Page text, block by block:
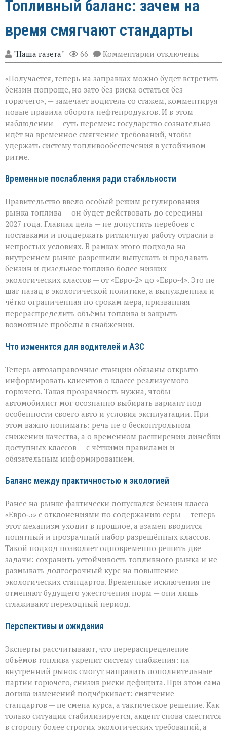
Топливный баланс: зачем на
время смягчают стандарты
"Наша газета" 66 Комментарии к
записи
баланс:
зачем
время
смягчают
стандарты
отключены
«Получается, теперь на заправках можно будет встретить
бензин попроще, но зато без риска остаться без
горючего», — замечает водитель со стажем, комментируя
новые правила оборота нефтепродуктов. И в этом
наблюдении — суть перемен: государство сознательно
идёт на временное смягчение требований, чтобы
удержать систему топливообеспечения в устойчивом
ритме.
Временные послабления ради стабильности
Правительство ввело особый режим регулирования
рынка топлива — он будет действовать до середины
2027 года. Главная цель — не допустить перебоев с
поставками и поддержать ритмичную работу отрасли в
непростых условиях. В рамках этого подхода на
внутреннем рынке разрешили выпускать и продавать
бензин и дизельное топливо более низких
экологических классов — от «Евро‑2» до «Евро‑4». Это не
шаг назад в экологической политике, а вынужденная и
чётко ограниченная по срокам мера, призванная
перераспределить объёмы топлива и закрыть
возможные пробелы в снабжении.
Что изменится для водителей и АЗС
Теперь автозаправочные станции обязаны открыто
информировать клиентов о классе реализуемого
горючего. Такая прозрачность нужна, чтобы
автомобилист мог осознанно выбирать вариант под
особенности своего авто и условия эксплуатации. При
этом важно понимать: речь не о бесконтрольном
снижении качества, а о временном расширении линейки
доступных классов — с чёткими правилами и
обязательным информированием.
Баланс между практичностью и экологией
Ранее на рынке фактически допускался бензин класса
«Евро‑5» с отклонениями по содержанию серы — теперь
этот механизм уходит в прошлое, а взамен вводится
понятный и прозрачный набор разрешённых классов.
Такой подход позволяет одновременно решить две
задачи: сохранить устойчивость топливного рынка и не
размывать долгосрочный курс на повышение
экологических стандартов. Временные исключения не
отменяют будущего ужесточения норм — они лишь
сглаживают переходный период.
Перспективы и ожидания
Эксперты рассчитывают, что перераспределение
объёмов топлива укрепит систему снабжения: на
внутренний рынок смогут направить дополнительные
партии горючего, снизив риски дефицита. При этом сама
логика изменений подчёркивает: смягчение
стандартов — не смена курса, а тактическое решение. Как
только ситуация стабилизируется, акцент снова сместится
в сторону более строгих экологических требований, а